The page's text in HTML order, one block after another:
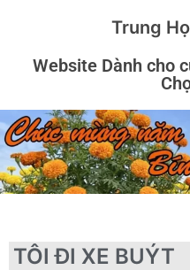
Trung
Website Dành cho
TÔI ĐI XE BUÝT